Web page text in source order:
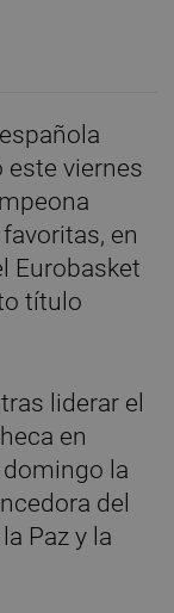
viernes
en
Eurobasket
título
liderar el
en
la
del
Paz y la